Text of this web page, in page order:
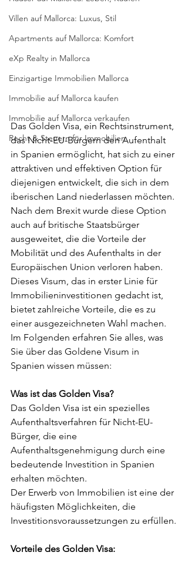
Villen auf Mallorca: Luxus, Stil
Apartments auf Mallorca: Komfort
eXp Realty in Mallorca
Einzigartige Immobilien Mallorca
Immobilie auf Mallorca kaufen
Immobilie auf Mallorca verkaufen
Recht & Steuern für Immobilien
Das Golden Visa, ein Rechtsinstrument,
das Nicht-EU-Bürgern den Aufenthalt
in Spanien ermöglicht, hat sich zu einer
attraktiven und effektiven Option für
diejenigen entwickelt, die sich in dem
iberischen Land niederlassen möchten.
Nach dem Brexit wurde diese Option
auch auf britische Staatsbürger
ausgeweitet, die die Vorteile der
Mobilität und des Aufenthalts in der
Europäischen Union verloren haben.
Dieses Visum, das in erster Linie für
Immobilieninvestitionen gedacht ist,
bietet zahlreiche Vorteile, die es zu
einer ausgezeichneten Wahl machen.
Im Folgenden erfahren Sie alles, was
Sie über das Goldene Visum in
Spanien wissen müssen:
Was ist das Golden Visa?
Das Golden Visa ist ein spezielles
Aufenthaltsverfahren für Nicht-EU-
Bürger, die eine
Aufenthaltsgenehmigung durch eine
bedeutende Investition in Spanien
erhalten möchten.
Der Erwerb von Immobilien ist eine der
häufigsten Möglichkeiten, die
Investitionsvoraussetzungen zu erfüllen.
Vorteile des Golden Visa: